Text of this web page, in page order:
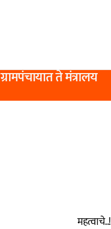
ग्रामपंचायात ते मंत्रालय
महत्वाचे..!